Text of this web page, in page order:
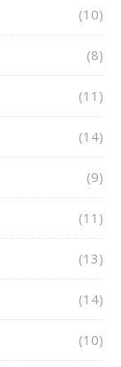
(10)
(8)
(11)
(14)
(9)
(11)
(13)
(14)
(10)